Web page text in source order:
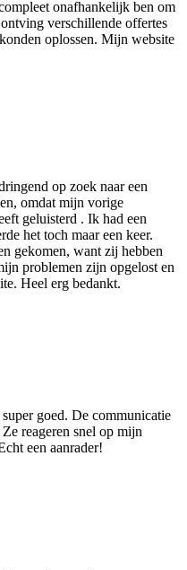
onafhankelijk ben om
verschillende offertes
oplossen. Mijn website
op zoek naar een
omdat mijn vorige
geluisterd . Ik had een
het toch maar een keer.
gekomen, want zij hebben
problemen zijn opgelost en
Heel erg bedankt.
goed. De communicatie
reageren snel op mijn
een aanrader!